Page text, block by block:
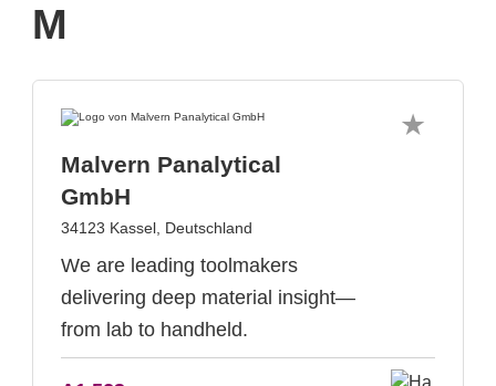
M
Malvern Panalytical
GmbH
34123 Kassel, Deutschland
We are leading toolmakers
delivering deep material insight—
from lab to handheld.